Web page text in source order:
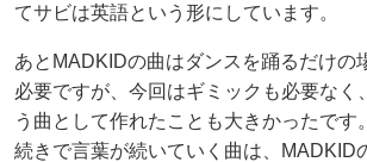
てサビは英語という形にしています。
あとMADKIDの曲はダンスを踊るだけの
必要ですが、今回はギミックも必要なく
う曲として作れたことも大きかったです
続きで言葉が続いていく曲は、MADKID